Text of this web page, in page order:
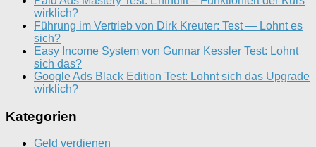
wirklich?
Führung im Vertrieb von Dirk Kreuter: Test — Lohnt es
sich?
Easy Income System von Gunnar Kessler Test: Lohnt
sich das?
Google Ads Black Edition Test: Lohnt sich das Upgrade
wirklich?
Kategorien
Geld verdienen